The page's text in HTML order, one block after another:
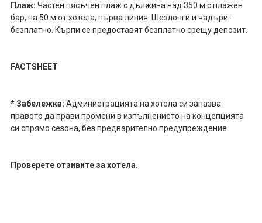
Плаж: Частен пясъчен плаж с дължина над 350 м с плажен
бар, на 50 м от хотела, първа линия. Шезлонги и чадъри -
безплатно. Кърпи се предоставят безплатно срещу депозит.
FACTSHEET
* Забележка: Администрацията на хотела си запазва
правото да прави промени в изпълнението на концепцията
си спрямо сезона, без предварително предупреждение.
Проверете отзивите за хотела.